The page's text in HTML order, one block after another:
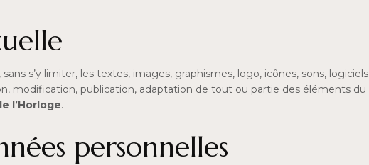
s’y limiter, les textes, images, graphismes, logo, icônes, sons,
modification, publication, adaptation de tout ou partie des éléments
l’Horloge.
personnelles